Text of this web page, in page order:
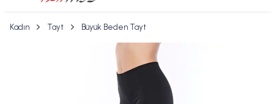
Kadın Tayt Büyük Beden Tayt